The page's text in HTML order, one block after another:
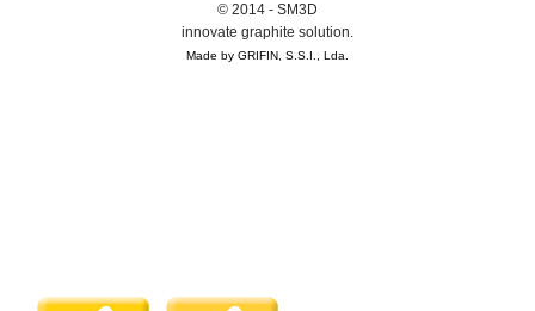
© 2014 - SM3D
innovate graphite solution.
Made by GRIFIN, S.S.I., Lda.